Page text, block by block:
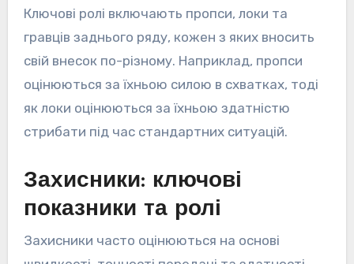
Ключові ролі включають пропси, локи та
гравців заднього ряду, кожен з яких вносить
свій внесок по-різному. Наприклад, пропси
оцінюються за їхньою силою в схватках, тоді
як локи оцінюються за їхньою здатністю
стрибати під час стандартних ситуацій.
Захисники: ключові
показники та ролі
Захисники часто оцінюються на основі